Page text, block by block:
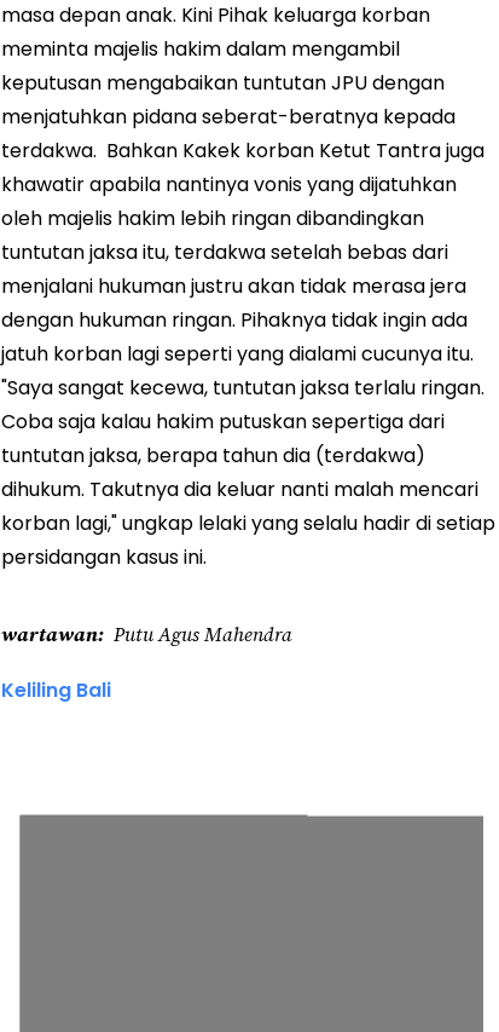
masa depan anak. Kini Pihak keluarga korban
meminta majelis hakim dalam mengambil
keputusan mengabaikan tuntutan JPU dengan
menjatuhkan pidana seberat-beratnya kepada
terdakwa. Bahkan Kakek korban Ketut Tantra juga
khawatir apabila nantinya vonis yang dijatuhkan
oleh majelis hakim lebih ringan dibandingkan
tuntutan jaksa itu, terdakwa setelah bebas dari
menjalani hukuman justru akan tidak merasa jera
dengan hukuman ringan. Pihaknya tidak ingin ada
jatuh korban lagi seperti yang dialami cucunya itu.
"Saya sangat kecewa, tuntutan jaksa terlalu ringan.
Coba saja kalau hakim putuskan sepertiga dari
tuntutan jaksa, berapa tahun dia (terdakwa)
dihukum. Takutnya dia keluar nanti malah mencari
korban lagi," ungkap lelaki yang selalu hadir di setiap
persidangan kasus ini.
wartawan Putu Agus Mahendra
Keliling Bali